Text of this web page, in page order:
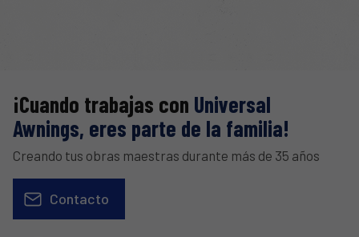
¡Cuando trabajas con Universal
Awnings, eres parte de la familia!
Creando tus obras maestras durante más de 35 años
Contacto